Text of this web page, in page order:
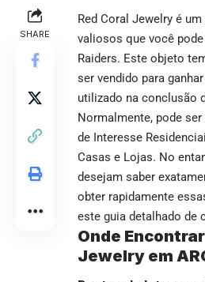
SHARE
Red Coral Jewelry é
valiosos que você
Raiders. Este objeto
ser vendido para
utilizado na conclusão
Normalmente, pode
de Interesse
Casas e Lojas. No
desejam saber
obter rapidamente
este guia detalhado de
Onde
Jewelry em